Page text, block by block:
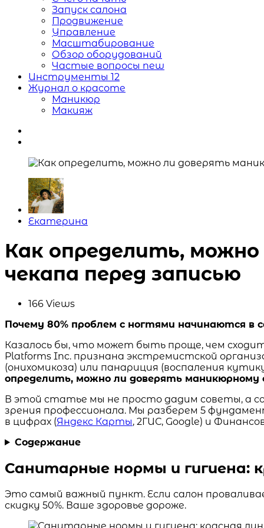
Запуск салона
Продвижение
Управление
Масштабирование
Обзор оборудований
Частые вопросы new
Инструменты 12
Журнал о красоте
Маникюр
Макияж
Posted
Екатерина
Как определить,
чекапа перед записью
166 Views
Почему 80% проблем с ногтями начинаются в
Казалось бы, что может быть проще, чем
Platforms Inc. признана экстремистской
(онихомикоза) или панариция (воспаления
определить, можно ли доверять маникюрному
В этой статье мы не просто дадим советы, а
зрения профессионала. Мы разберем 5
в цифрах (Яндекс Карты, 2ГИС, Google) и
Содержание
Санитарные нормы и гигиена:
Это самый важный пункт. Если салон
скидку 50%. Ваше здоровье дороже.